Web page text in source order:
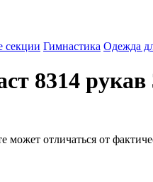
секции Гимнастика Одежда
8314 рукав
может отличаться от